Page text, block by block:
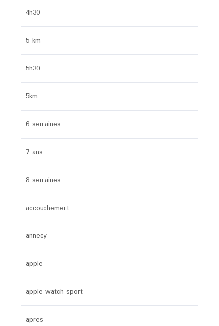
4h30
5 km
5h30
5km
6 semaines
7 ans
8 semaines
accouchement
annecy
apple
apple watch sport
apres